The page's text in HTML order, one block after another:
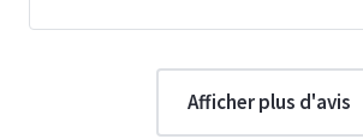
Afficher plus d'avis